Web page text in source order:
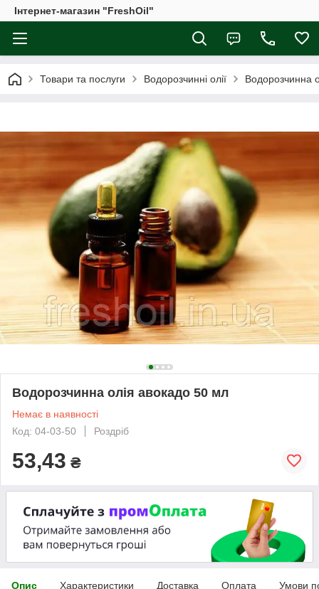
Інтернет-магазин "FreshOil"
Товари та послуги Водорозчинні олії Водорозчинна
Водорозчинна олія авокадо 50 мл
Немає в наявності
Код: 04-03-50
Роздріб
53,43 ₴
Опис Характеристики Доставка Оплата Умови